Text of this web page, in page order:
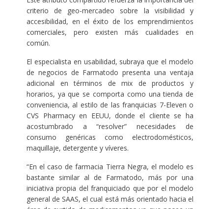
criterio de geo-mercadeo sobre la visibilidad y
accesibilidad, en el éxito de los emprendimientos
comerciales, pero existen más cualidades en
común.
El especialista en usabilidad, subraya que el modelo
de negocios de Farmatodo presenta una ventaja
adicional en términos de mix de productos y
horarios, ya que se comporta como una tienda de
conveniencia, al estilo de las franquicias 7-Eleven o
CVS Pharmacy en EEUU, donde el cliente se ha
acostumbrado a “resolver” necesidades de
consumo genéricas como electrodomésticos,
maquillaje, detergente y víveres.
“En el caso de farmacia Tierra Negra, el modelo es
bastante similar al de Farmatodo, más por una
iniciativa propia del franquiciado que por el modelo
general de SAAS, el cual está más orientado hacia el